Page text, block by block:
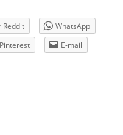
Reddit
WhatsApp
Pinterest
E-mail